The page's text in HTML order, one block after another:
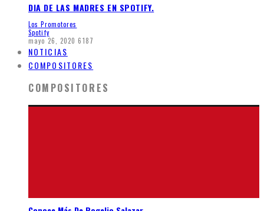
DIA DE LAS MADRES EN SPOTIFY.
Los Promotores
Spotify
mayo 26, 2020 6187
NOTICIAS
COMPOSITORES
COMPOSITORES